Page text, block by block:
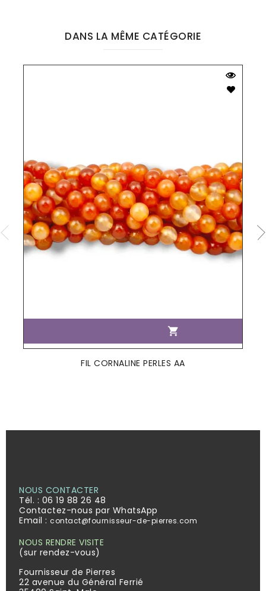
DANS LA MÊME CATÉGORIE

FIL CORNALINE PERLES AA
NOUS CONTACTER
Tél. : 06 19 88 26 48
Contactez-nous par WhatsApp
Email : contact@fournisseur-de-pierres.com
NOUS RENDRE VISITE
(sur rendez-vous)
Fournisseur de Pierres
22 avenue du Général Ferrié